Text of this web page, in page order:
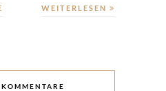
WEITERLESEN